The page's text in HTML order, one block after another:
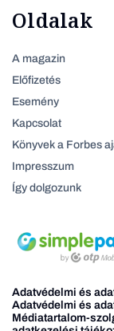
Oldalak
A magazin
Előfizetés
Esemény
Kapcsolat
Könyvek a Forbes
Impresszum
Így dolgozunk
Adatvédelmi és
Adatvédelmi és
Médiatartalom-